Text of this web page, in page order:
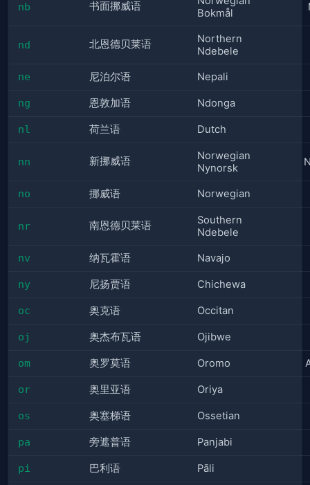
nb 书面挪威语
Bokmål
nd 北恩德贝莱语
Northern
Ndebele
ne 尼泊尔语 Nepali
ng 恩敦加语 Ndonga
nl 荷兰语 Dutch
nn 新挪威语
Norwegian
Nynorsk
no 挪威语 Norwegian
nr 南恩德贝莱语
Southern
Ndebele
nv 纳瓦霍语 Navajo
ny 尼扬贾语 Chichewa
oc 奥克语 Occitan
oj 奥杰布瓦语 Ojibwe
om 奥罗莫语 Oromo
or 奥里亚语 Oriya
os 奥塞梯语 Ossetian
pa 旁遮普语 Panjabi
pi 巴利语 Pāli